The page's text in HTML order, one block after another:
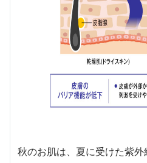
秋のお肌は、夏に受けた紫